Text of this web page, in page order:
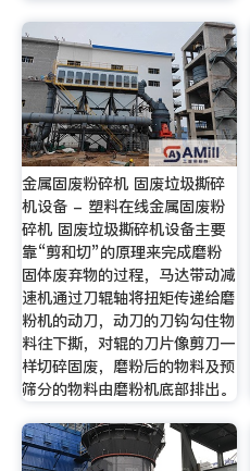
金属固废粉碎机 固废垃圾撕碎
机设备 - 塑料在线金属固废粉
碎机 固废垃圾撕碎机设备主要
靠“剪和切”的原理来完成磨粉
固体废弃物的过程，马达带动减
速机通过刀辊轴将扭矩传递给磨
粉机的动刀，动刀的刀钩勾住物
料往下撕，对辊的刀片像剪刀一
样切碎固废，磨粉后的物料及预
筛分的物料由磨粉机底部排出。